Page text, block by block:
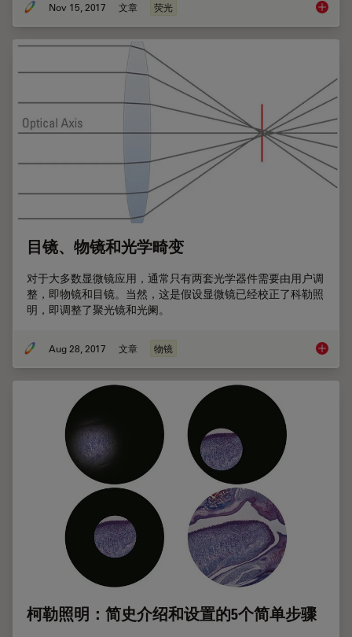
Nov 15, 2017 文章 荧光 荧光和
目镜、物镜和光学畸变
对于大多数显微镜应用，通常只有两套光学器件需要由用户调
整，即物镜和目镜。当然，这是假设显微镜已经校正了科勒照
明，即调整了聚光镜和光阑。
Aug 28, 2017 文章 物镜 目镜、
柯勒照明：简史介绍和设置的5个简单步骤